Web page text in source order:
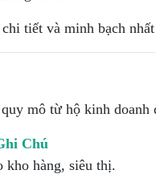
tiết và minh bạch nhất
mô từ hộ kinh doanh
Chú
kho hàng, siêu thị.